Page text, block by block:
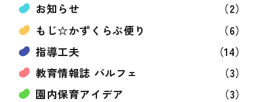
お知らせ
（2）
もじ☆かずくらぶ便り
（6）
指導工夫
（14）
教育情報誌 パルフェ
（3）
園内保育アイデア
（3）